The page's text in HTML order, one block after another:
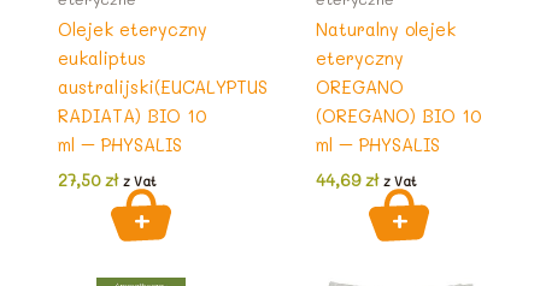
Olejek eteryczny
eukaliptus
australijski(EUCALYPTUS
RADIATA) BIO 10
ml – PHYSALIS
27,50zł z Vat
Naturalny olejek
eteryczny
OREGANO
(OREGANO) BIO 10
ml – PHYSALIS
44,69zł z Vat